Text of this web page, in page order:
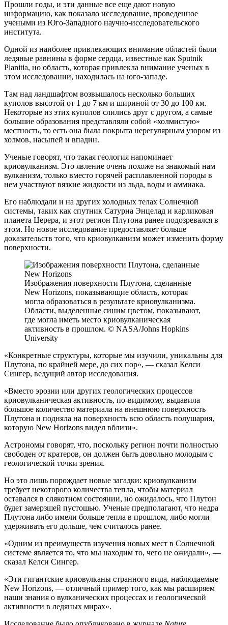
Прошли годы, и эти данные все еще дают новую
информацию, как показало исследование, проведенное
учеными из Юго-Западного научно-исследовательского
института.
Одной из наиболее привлекающих внимание областей были
ледяные равнины в форме сердца, известные как Sputnik
Planitia, но область, которая привлекла внимание ученых в
этом исследовании, находилась на юго-западе.
Там над ландшафтом возвышалось несколько больших
куполов высотой от 1 до 7 км и шириной от 30 до 100 км.
Некоторые из этих куполов слились друг с другом, а самые
большие образования представляли собой «холмистую»
местность, то есть она была покрыта нерегулярным узором из
холмов, насыпей и впадин.
Ученые говорят, что такая геология напоминает
криовулканизм. Это явление очень похоже на знакомый нам
вулканизм, только вместо горячей расплавленной породы в
нем участвуют вязкие жидкости из льда, воды и аммиака.
Его наблюдали и на других холодных телах Солнечной
системы, таких как спутник Сатурна Энцелад и карликовая
планета Церера, и этот регион Плутона ранее подозревался в
этом. Но новое исследование предоставляет больше
доказательств того, что криовулканизм может изменить форму
поверхности.
Изображения поверхности Плутона, сделанные
New Horizons, показывающие область, которая
могла образоваться в результате криовулканизма.
Области, выделенные синим цветом, показывают,
где могла иметь место криовулканическая
активность в прошлом. © NASA/Johns Hopkins
University
«Конкретные структуры, которые мы изучили, уникальны для
Плутона, по крайней мере, до сих пор», — сказал Келси
Сингер, ведущий автор исследования.
«Вместо эрозии или других геологических процессов
криовулканическая активность, по-видимому, выдавила
большое количество материала на внешнюю поверхность
Плутона и подняла на поверхность всю область полушария,
которую New Horizons видел вблизи».
Астрономы говорят, что, поскольку регион почти полностью
свободен от кратеров, он должен быть довольно молодым с
геологической точки зрения.
Но это лишь порождает новые загадки: криовулканизм
требует некоторого количества тепла, чтобы материал
оставался в слякотном состоянии, но ожидалось, что Плутон
будет замерзшей пустошью. Ученые предполагают, что недра
Плутона либо имели больше тепла в прошлом, либо могли
удерживать его дольше, чем считалось ранее.
«Одним из преимуществ изучения новых мест в Солнечной
системе является то, что мы находим то, чего не ожидали», —
сказал Келси Сингер.
«Эти гигантские криовулканы странного вида, наблюдаемые
New Horizons, — отличный пример того, как мы расширяем
наши знания о вулканических процессах и геологической
активности в ледяных мирах».